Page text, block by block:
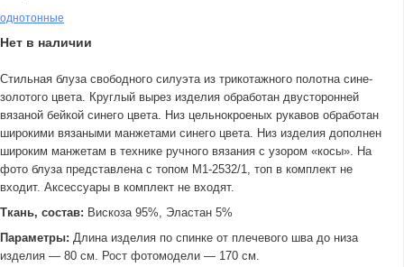
однотонные
Нет в наличии
Стильная блуза свободного силуэта из трикотажного полотна сине-
золотого цвета. Круглый вырез изделия обработан двусторонней
вязаной бейкой синего цвета. Низ цельнокроеных рукавов обработан
широкими вязаными манжетами синего цвета. Низ изделия дополнен
широким манжетам в технике ручного вязания с узором «косы». На
фото блуза представлена с топом М1-2532/1, топ в комплект не
входит. Аксессуары в комплект не входят.
Ткань, состав: Вискоза 95%, Эластан 5%
Параметры: Длина изделия по спинке от плечевого шва до низа
изделия — 80 см. Рост фотомодели — 170 см.